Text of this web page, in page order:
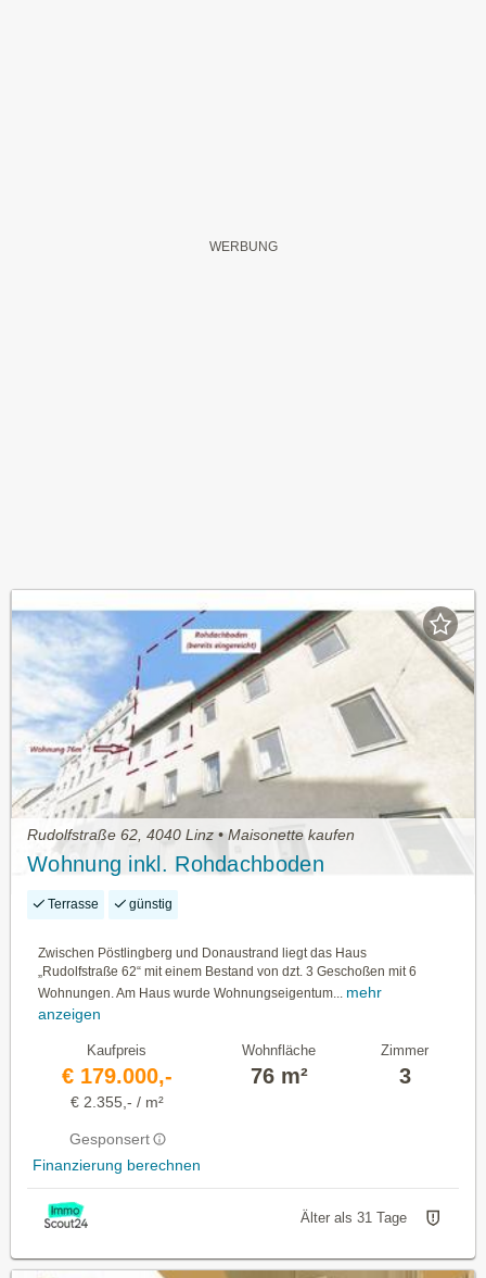
Rudolfstraße 62, 4040 Linz • Maisonette kaufen
Wohnung inkl. Rohdachboden
Terrasse günstig
Zwischen Pöstlingberg und Donaustrand liegt das Haus
„Rudolfstraße 62“ mit einem Bestand von dzt. 3 Geschoßen mit 6
Wohnungen. Am Haus wurde Wohnungseigentum... mehr
anzeigen
Kaufpreis
€ 179.000,-
€ 2.355,- / m²
Gesponsert
Finanzierung berechnen
Wohnfläche
76 m²
Zimmer
3
Älter als 31 Tage